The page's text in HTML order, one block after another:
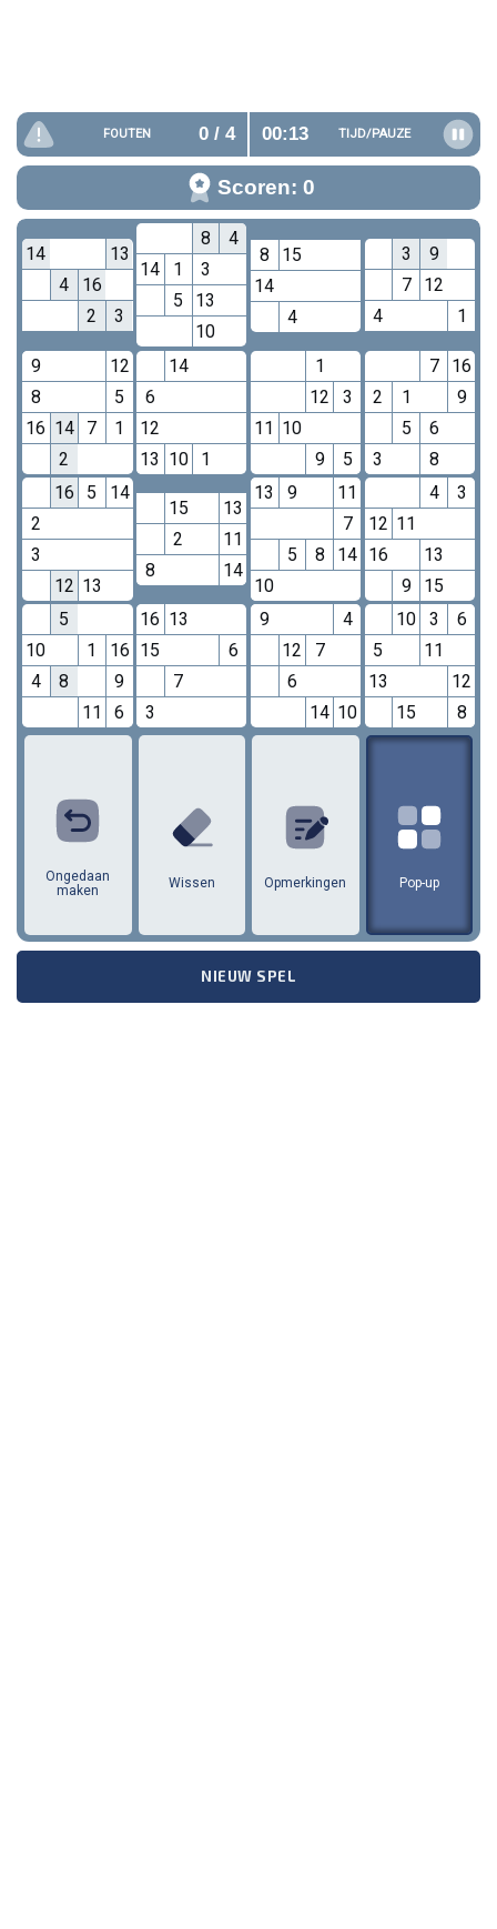
FOUTEN 0/ 4 00:13 TIJD/PAUZE
Scoren: 0
14
13
4
16
2
3
8
4
14
1
3
5
13
10
8
15
14
4
3
9
7
12
4
1
9
12
8
5
16 14 7
1
2
14
6
12
13 10 1
1
12
3
11 10
9
5
7
16
2
1
9
5
6
3
8
16
5
14
2
3
12 13
15
13
2
11
8
14
13 9
11
7
5
8
14
10
4
3
12 11
16
13
9
15
5
10
1
16
4
8
9
11
6
16 13
15
6
7
3
9
4
12
7
6
14 10
10 3
6
5
11
13
12
15
8
9
10 16
Ongedaan
maken
Wissen Opmerkingen Pop-up
NIEUW SPEL